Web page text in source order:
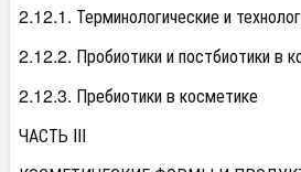
2.12.1. Терминологические и
2.12.2. Пробиотики и постбиотики в
2.12.3. Пребиотики в косметике
ЧАСТЬ III